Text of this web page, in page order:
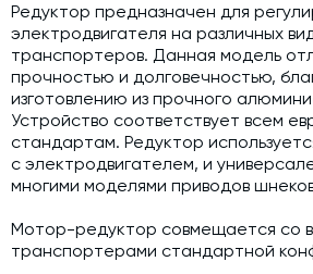
Редуктор предназначен для
электродвигателя на различных
транспортеров. Данная модель
прочностью и долговечностью,
изготовлению из прочного
Устройство соответствует всем
стандартам. Редуктор
с электродвигателем, и
многими моделями приводов
Мотор-редуктор совмещается со
транспортерами стандартной